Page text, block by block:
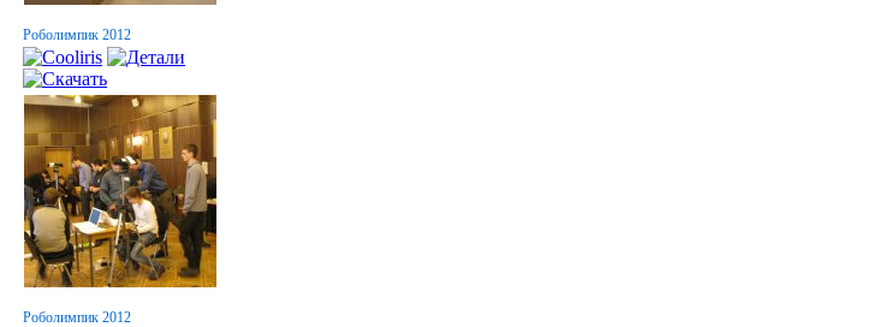
Роболимпик 2012
Роболимпик 2012